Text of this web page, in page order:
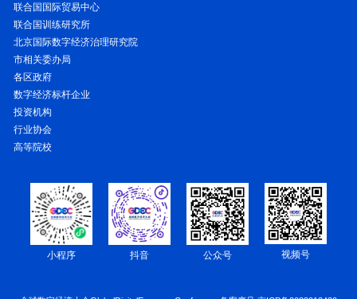
联合国国际贸易中心
联合国训练研究所
北京国际数字经济治理研究院
市相关委办局
各区政府
数字经济标杆企业
投资机构
行业协会
高等院校
小程序 抖音 公众号 视频号